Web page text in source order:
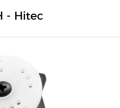
- Hitec